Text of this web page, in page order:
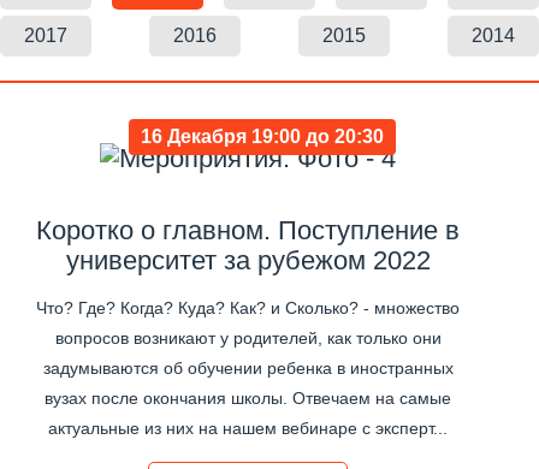
2017 2016 2015 2014
16 Декабря 19:00 до 20:30
Коротко о главном. Поступление в
университет за рубежом 2022
Что? Где? Когда? Куда? Как? и Сколько? - множество
вопросов возникают у родителей, как только они
задумываются об обучении ребенка в иностранных
вузах после окончания школы. Отвечаем на самые
актуальные из них на нашем вебинаре с эксперт...